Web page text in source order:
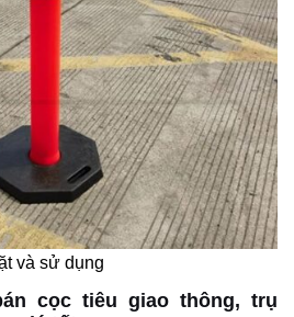
và sử dụng
cọc tiêu giao thông, trụ